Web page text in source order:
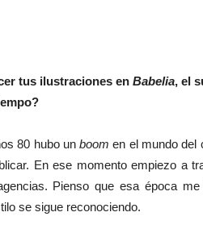
tus ilustraciones en Babelia, el
80 hubo unboom en el mundo del
En ese momento empiezo a
Pienso que esa época
se sigue reconociendo.